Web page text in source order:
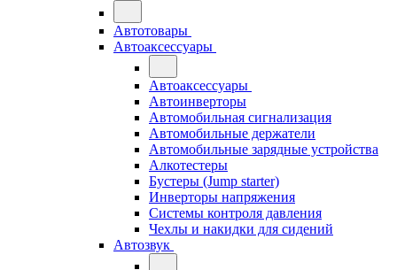
Автотовары
Автоаксессуары
Автоаксессуары
Автоинверторы
Автомобильная сигнализация
Автомобильные держатели
Автомобильные зарядные устройства
Алкотестеры
Бустеры (Jump starter)
Инверторы напряжения
Системы контроля давления
Чехлы и накидки для сидений
Автозвук